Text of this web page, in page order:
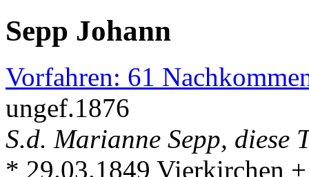
Sepp Johann
Vorfahren: 61
ungef.1876
S.d. Marianne Sepp, diese
* 29.03.1849 Vierkirchen